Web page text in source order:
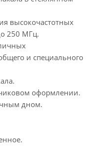
высокочастотных
250 МГц.
и специального
оформлении.
дном.